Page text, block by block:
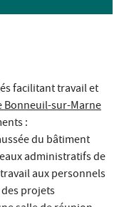
facilitant travail et
Bonneuil-sur-Marne
:
du bâtiment
administratifs de
aux personnels
projets